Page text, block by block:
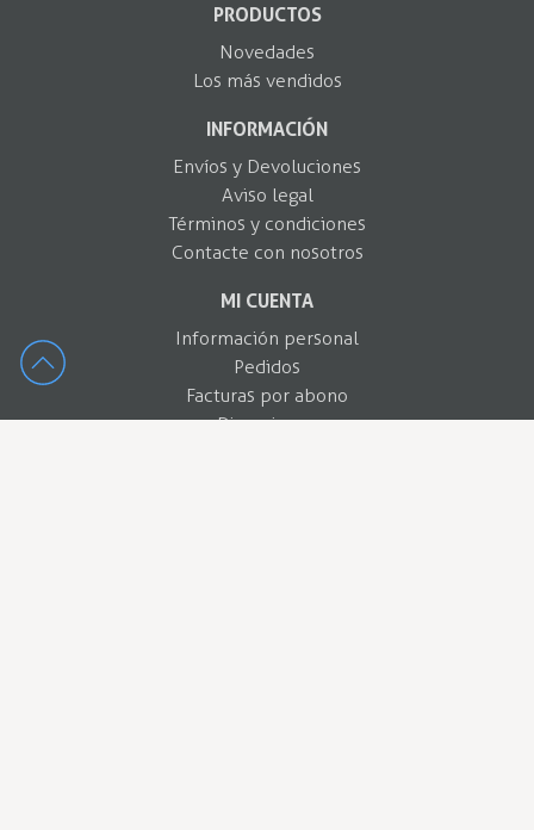
PRODUCTOS
Novedades
Los más vendidos
INFORMACIÓN
Envíos y Devoluciones
Aviso legal
Términos y condiciones
Contacte con nosotros
MI CUENTA
Información personal
Pedidos
Facturas por abono
Direcciones